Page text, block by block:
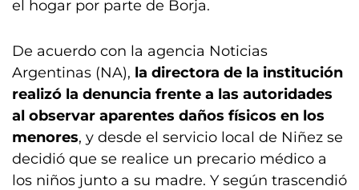
el hogar por parte de Borja.
De acuerdo con la agencia Noticias
Argentinas (NA), la directora de la institución
realizó la denuncia frente a las autoridades
al observar aparentes daños físicos en los
menores, y desde el servicio local de Niñez se
decidió que se realice un precario médico a
los niños junto a su madre. Y según trascendió